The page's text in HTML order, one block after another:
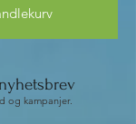
har elastisitet
og kampanjer.